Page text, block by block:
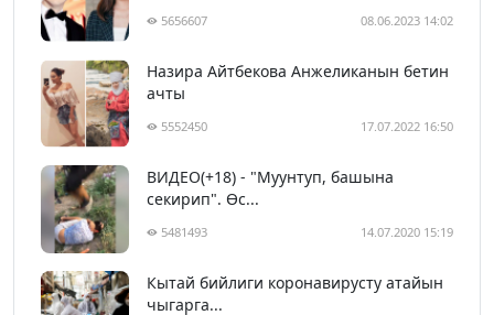
5656607 08.06.2023 14:02
Назира Айтбекова Анжеликанын бетин
ачты
5552450 17.07.2022 16:50
ВИДЕО(+18) - "Муунтуп, башына
секирип". Өс...
5481493 14.07.2020 15:19
Кытай бийлиги коронавирусту атайын
чыгарга...